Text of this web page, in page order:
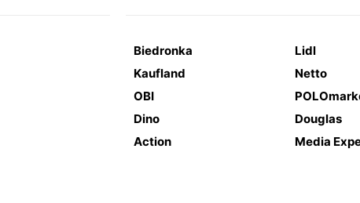
Biedronka Lidl
Kaufland
Netto
OBI
Dino
Douglas
Action
Media